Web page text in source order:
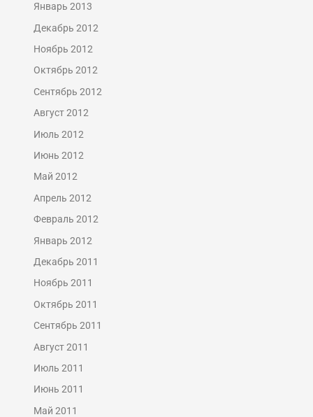
Январь 2013
Декабрь 2012
Ноябрь 2012
Октябрь 2012
Сентябрь 2012
Август 2012
Июль 2012
Июнь 2012
Май 2012
Апрель 2012
Февраль 2012
Январь 2012
Декабрь 2011
Ноябрь 2011
Октябрь 2011
Сентябрь 2011
Август 2011
Июль 2011
Июнь 2011
Май 2011